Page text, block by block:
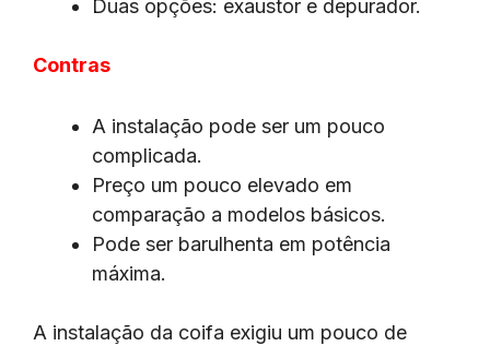
Duas opções: exaustor e depurador.
Contras
A instalação pode ser um pouco
complicada.
Preço um pouco elevado em
comparação a modelos básicos.
Pode ser barulhenta em potência
máxima.
A instalação da coifa exigiu um pouco de